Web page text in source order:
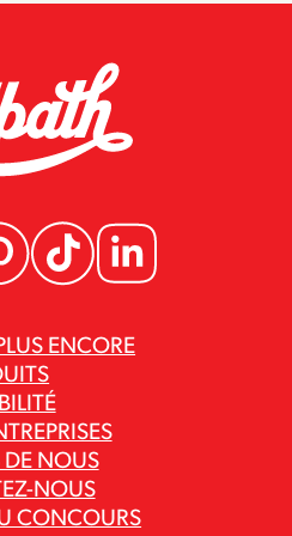
ENCORE
DE NOUS
NOUS
CONCOURS